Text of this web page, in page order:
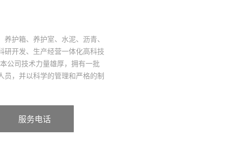
护箱、养护室、水泥、沥青、
研开发、生产经营一体化高科技
公司技术力量雄厚，拥有一批
员，并以科学的管理和严格的制
服务电话